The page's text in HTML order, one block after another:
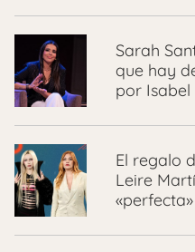
Sarah
que hay
por Isabel
El regalo
Leire
«perfecta»